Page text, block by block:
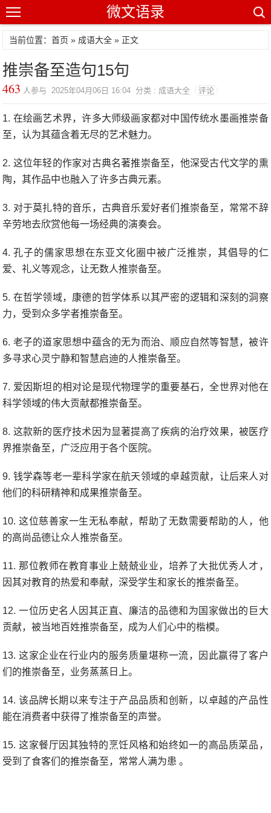
微文语录
当前位置：首页 » 成语大全 » 正文
推崇备至造句15句
463 人参与 2025年04月06日 16:04 分类 : 成语大全 评论
1. 在绘画艺术界，许多大师级画家都对中国传统水墨画推崇备
至，认为其蕴含着无尽的艺术魅力。
2. 这位年轻的作家对古典名著推崇备至，他深受古代文学的熏
陶，其作品中也融入了许多古典元素。
3. 对于莫扎特的音乐，古典音乐爱好者们推崇备至，常常不辞
辛劳地去欣赏他每一场经典的演奏会。
4. 孔子的儒家思想在东亚文化圈中被广泛推崇，其倡导的仁
爱、礼义等观念，让无数人推崇备至。
5. 在哲学领域，康德的哲学体系以其严密的逻辑和深刻的洞察
力，受到众多学者推崇备至。
6. 老子的道家思想中蕴含的无为而治、顺应自然等智慧，被许
多寻求心灵宁静和智慧启迪的人推崇备至。
7. 爱因斯坦的相对论是现代物理学的重要基石，全世界对他在
科学领域的伟大贡献都推崇备至。
8. 这款新的医疗技术因为显著提高了疾病的治疗效果，被医疗
界推崇备至，广泛应用于各个医院。
9. 钱学森等老一辈科学家在航天领域的卓越贡献，让后来人对
他们的科研精神和成果推崇备至。
10. 这位慈善家一生无私奉献，帮助了无数需要帮助的人，他
的高尚品德让众人推崇备至。
11. 那位教师在教育事业上兢兢业业，培养了大批优秀人才，
因其对教育的热爱和奉献，深受学生和家长的推崇备至。
12. 一位历史名人因其正直、廉洁的品德和为国家做出的巨大
贡献，被当地百姓推崇备至，成为人们心中的楷模。
13. 这家企业在行业内的服务质量堪称一流，因此赢得了客户
们的推崇备至，业务蒸蒸日上。
14. 该品牌长期以来专注于产品品质和创新，以卓越的产品性
能在消费者中获得了推崇备至的声誉。
15. 这家餐厅因其独特的烹饪风格和始终如一的高品质菜品，
受到了食客们的推崇备至，常常人满为患 。